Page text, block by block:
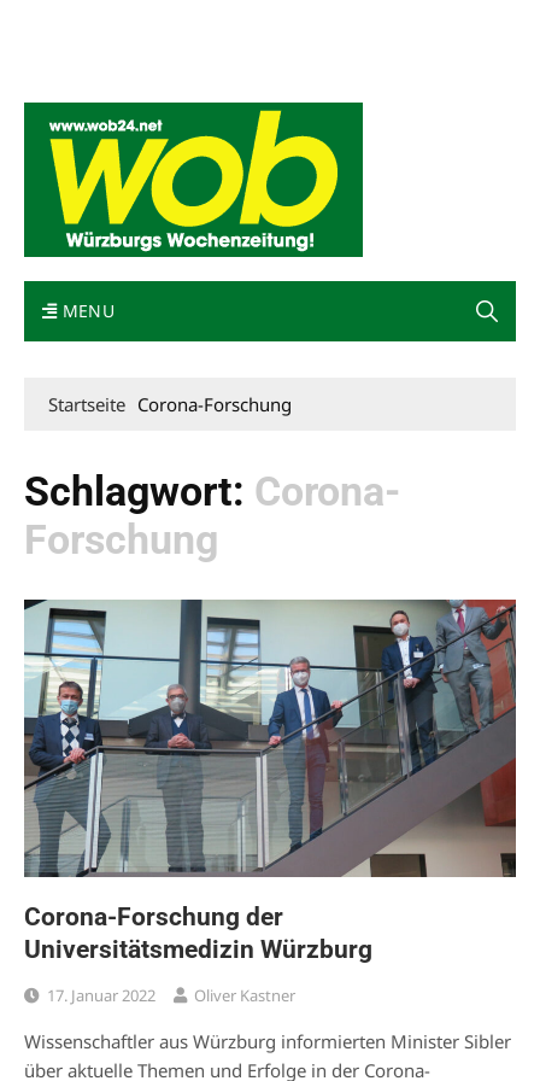
MENU
Startseite Corona-Forschung
Schlagwort: Corona-
Forschung
Corona-Forschung der
Universitätsmedizin Würzburg
17. Januar 2022 Oliver Kastner
Wissenschaftler aus Würzburg informierten Minister Sibler
über aktuelle Themen und Erfolge in der Corona-